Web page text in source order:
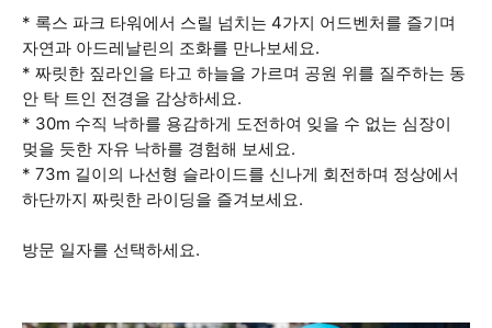
* 록스 파크 타워에서 스릴 넘치는 4가지 어드벤처를 즐기며
자연과 아드레날린의 조화를 만나보세요.
* 짜릿한 짚라인을 타고 하늘을 가르며 공원 위를 질주하는 동
안 탁 트인 전경을 감상하세요.
* 30m 수직 낙하를 용감하게 도전하여 잊을 수 없는 심장이
멎을 듯한 자유 낙하를 경험해 보세요.
* 73m 길이의 나선형 슬라이드를 신나게 회전하며 정상에서
하단까지 짜릿한 라이딩을 즐겨보세요.
방문 일자를 선택하세요.